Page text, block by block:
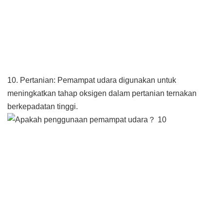
10. Pertanian: Pemampat udara digunakan untuk
meningkatkan tahap oksigen dalam pertanian ternakan
berkepadatan tinggi.